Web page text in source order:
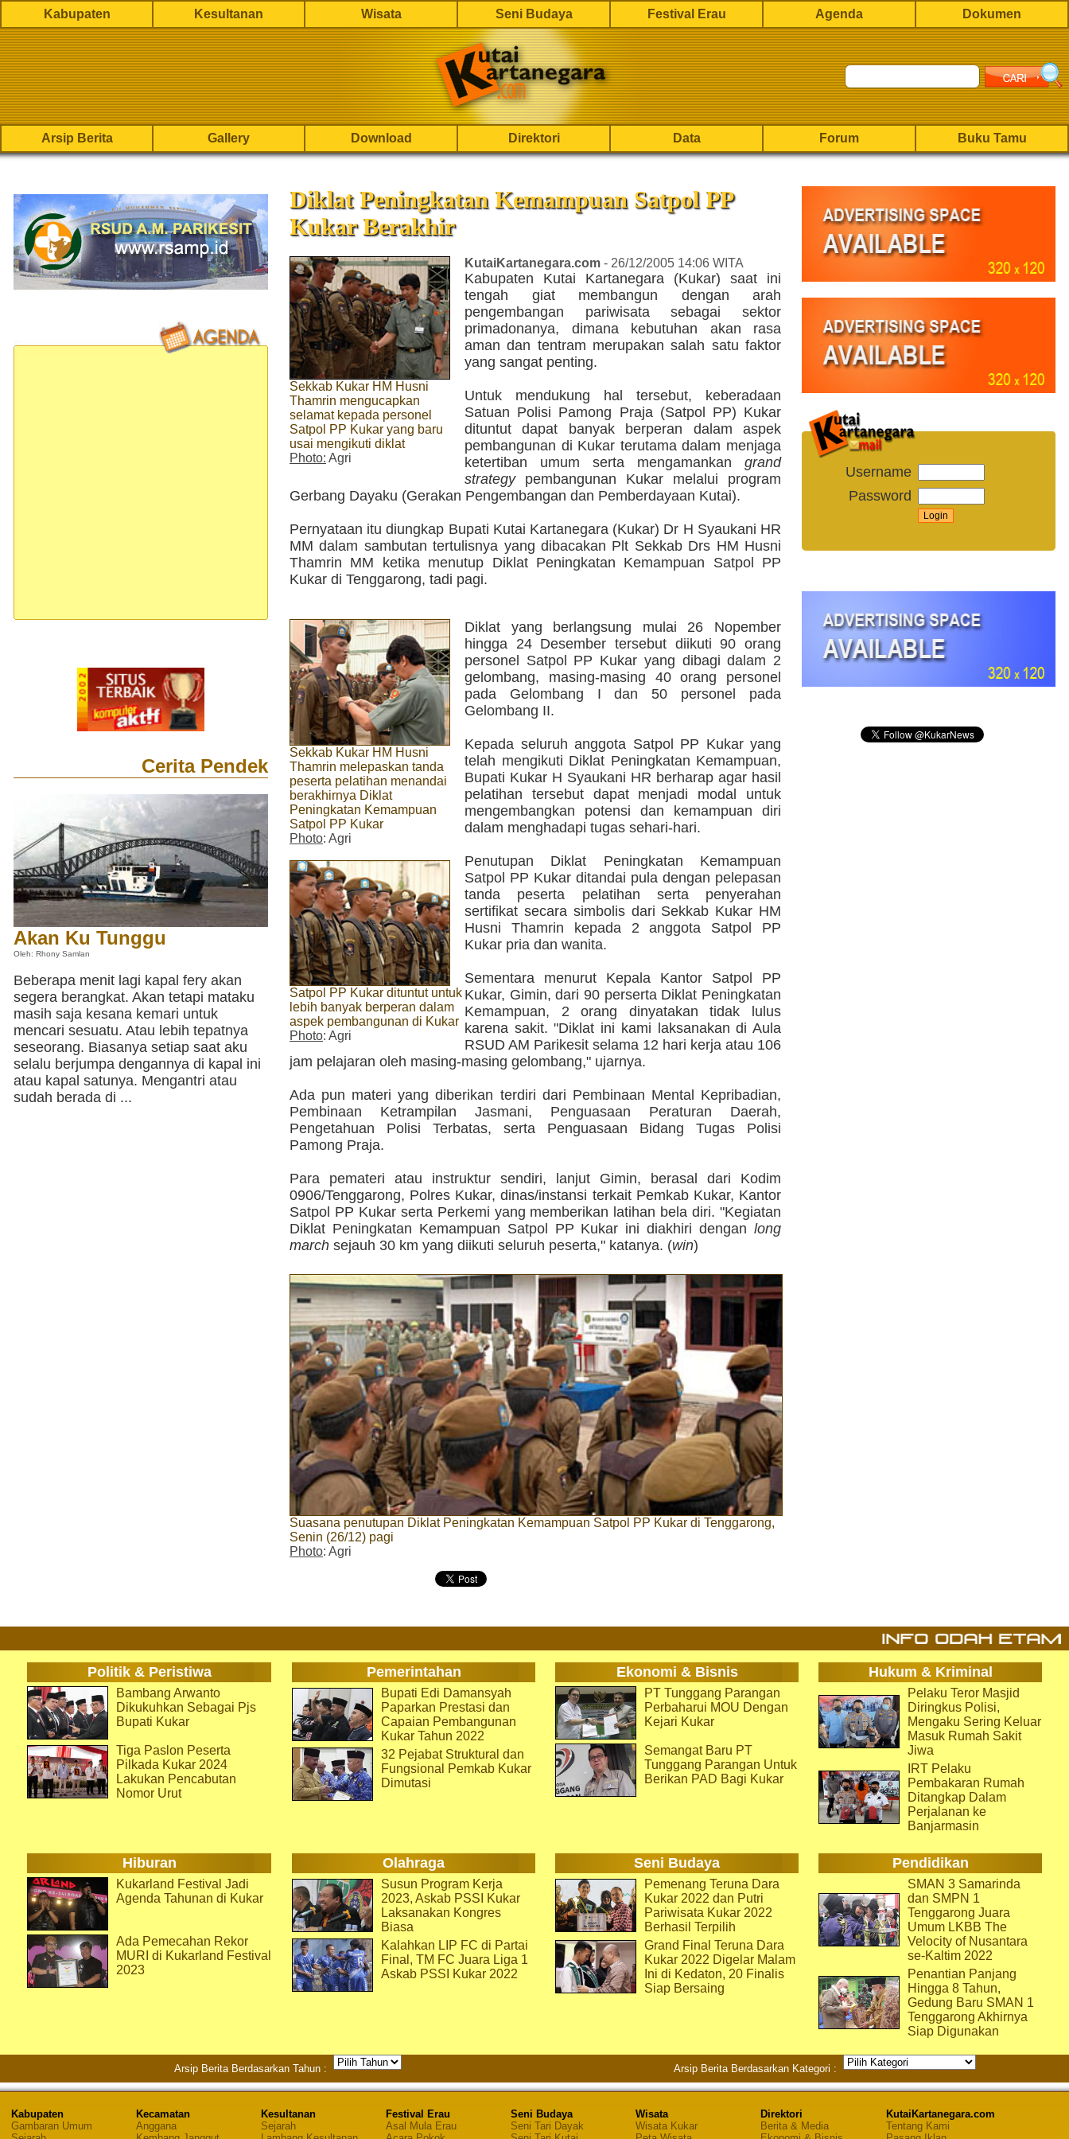
Kabupaten Kesultanan Wisata Seni Budaya Festival Erau Agenda Dokumen
Arsip Berita Gallery Download Direktori Data Forum Buku Tamu
Cerita Pendek
Akan Ku Tunggu
Oleh: Rhony Samlan
Beberapa menit lagi kapal fery akan
segera berangkat. Akan tetapi mataku
masih saja kesana kemari untuk
mencari sesuatu. Atau lebih tepatnya
seseorang. Biasanya setiap saat aku
selalu berjumpa dengannya di kapal ini
atau kapal satunya. Mengantri atau
sudah berada di ...
Diklat Peningkatan Kemampuan Satpol PP
Kukar Berakhir
Sekkab Kukar HM Husni
Thamrin mengucapkan
selamat kepada personel
Satpol PP Kukar yang baru
usai mengikuti diklat
Photo: Agri
KutaiKartanegara.com - 26/12/2005 14:06 WITA
Kabupaten Kutai Kartanegara (Kukar) saat ini
tengah giat membangun dengan arah
pengembangan pariwisata sebagai sektor
primadonanya, dimana kebutuhan akan rasa
aman dan tentram merupakan salah satu faktor
yang sangat penting.
Untuk mendukung hal tersebut, keberadaan
Satuan Polisi Pamong Praja (Satpol PP) Kukar
dituntut dapat banyak berperan dalam aspek
pembangunan di Kukar terutama dalam menjaga
ketertiban umum serta mengamankan grand
strategypembangunan Kukar melalui program
Gerbang Dayaku (Gerakan Pengembangan dan Pemberdayaan Kutai).
Pernyataan itu diungkap Bupati Kutai Kartanegara (Kukar) Dr H Syaukani HR
MM dalam sambutan tertulisnya yang dibacakan Plt Sekkab Drs HM Husni
Thamrin MM ketika menutup Diklat Peningkatan Kemampuan Satpol PP
Kukar di Tenggarong, tadi pagi.
Sekkab Kukar HM Husni
Thamrin melepaskan tanda
peserta pelatihan menandai
berakhirnya Diklat
Peningkatan Kemampuan
Satpol PP Kukar
Photo: Agri
Satpol PP Kukar dituntut untuk
lebih banyak berperan dalam
aspek pembangunan di Kukar
Photo: Agri
Diklat yang berlangsung mulai 26 Nopember
hingga 24 Desember tersebut diikuti 90 orang
personel Satpol PP Kukar yang dibagi dalam 2
gelombang, masing-masing 40 orang personel
pada Gelombang I dan 50 personel pada
Gelombang II.
Kepada seluruh anggota Satpol PP Kukar yang
telah mengikuti Diklat Peningkatan Kemampuan,
Bupati Kukar H Syaukani HR berharap agar hasil
pelatihan tersebut dapat menjadi modal untuk
mengembangkan potensi dan kemampuan diri
dalam menghadapi tugas sehari-hari.
Penutupan Diklat Peningkatan Kemampuan
Satpol PP Kukar ditandai pula dengan pelepasan
tanda peserta pelatihan serta penyerahan
sertifikat secara simbolis dari Sekkab Kukar HM
Husni Thamrin kepada 2 anggota Satpol PP
Kukar pria dan wanita.
Sementara menurut Kepala Kantor Satpol PP
Kukar, Gimin, dari 90 perserta Diklat Peningkatan
Kemampuan, 2 orang dinyatakan tidak lulus
karena sakit. "Diklat ini kami laksanakan di Aula
RSUD AM Parikesit selama 12 hari kerja atau 106
jam pelajaran oleh masing-masing gelombang," ujarnya.
Ada pun materi yang diberikan terdiri dari Pembinaan Mental Kepribadian,
Pembinaan Ketrampilan Jasmani, Penguasaan Peraturan Daerah,
Pengetahuan Polisi Terbatas, serta Penguasaan Bidang Tugas Polisi
Pamong Praja.
Para pemateri atau instruktur sendiri, lanjut Gimin, berasal dari Kodim
0906/Tenggarong, Polres Kukar, dinas/instansi terkait Pemkab Kukar, Kantor
Satpol PP Kukar serta Perkemi yang memberikan latihan bela diri. "Kegiatan
Diklat Peningkatan Kemampuan Satpol PP Kukar ini diakhiri dengan long
march sejauh 30 km yang diikuti seluruh peserta," katanya. (win)
Suasana penutupan Diklat Peningkatan Kemampuan Satpol PP Kukar di Tenggarong,
Senin (26/12) pagi
Photo: Agri
Username
Password
Politik & Peristiwa Pemerintahan Ekonomi & Bisnis Hukum & Kriminal
Bambang Arwanto
Dikukuhkan Sebagai Pjs
Bupati Kukar
Tiga Paslon Peserta
Pilkada Kukar 2024
Lakukan Pencabutan
Nomor Urut
Bupati Edi Damansyah
Paparkan Prestasi dan
Capaian Pembangunan
Kukar Tahun 2022
32 Pejabat Struktural dan
Fungsional Pemkab Kukar
Dimutasi
PT Tunggang Parangan
Perbaharui MOU Dengan
Kejari Kukar
Semangat Baru PT
Tunggang Parangan Untuk
Berikan PAD Bagi Kukar
Pelaku Teror Masjid
Diringkus Polisi,
Mengaku Sering Keluar
Masuk Rumah Sakit
Jiwa
IRT Pelaku
Pembakaran Rumah
Ditangkap Dalam
Perjalanan ke
Banjarmasin
Hiburan Olahraga Seni Budaya Pendidikan
Kukarland Festival Jadi
Agenda Tahunan di Kukar
Ada Pemecahan Rekor
MURI di Kukarland Festival
2023
Susun Program Kerja
2023, Askab PSSI Kukar
Laksanakan Kongres
Biasa
Kalahkan LIP FC di Partai
Final, TM FC Juara Liga 1
Askab PSSI Kukar 2022
Pemenang Teruna Dara
Kukar 2022 dan Putri
Pariwisata Kukar 2022
Berhasil Terpilih
Grand Final Teruna Dara
Kukar 2022 Digelar Malam
Ini di Kedaton, 20 Finalis
Siap Bersaing
SMAN 3 Samarinda
dan SMPN 1
Tenggarong Juara
Umum LKBB The
Velocity of Nusantara
se-Kaltim 2022
Penantian Panjang
Hingga 8 Tahun,
Gedung Baru SMAN 1
Tenggarong Akhirnya
Siap Digunakan
Arsip Berita Berdasarkan Tahun : Arsip Berita Berdasarkan Kategori :
Kabupaten
Gambaran Umum
Kecamatan
Anggana
Kesultanan
Sejarah
Festival Erau
Asal Mula Erau
Seni Budaya
Seni Tari Dayak
Wisata
Wisata Kukar
Direktori
Berita & Media
KutaiKartanegara.com
Tentang Kami